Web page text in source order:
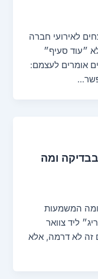
לאירועי חברה
״עוד סעיף״
אומרים לעצמם:
ומה
ומה המשמעות
ליד צוואר
זה לא דרמה, אלא